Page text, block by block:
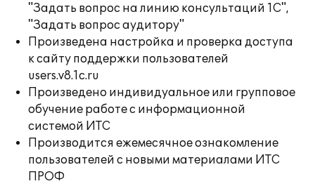
"Задать вопрос на линию консультаций 1С",
"Задать вопрос аудитору"
Произведена настройка и проверка доступа
к сайту поддержки пользователей
users.v8.1c.ru
Произведено индивидуальное или групповое
обучение работе с информационной
системой ИТС
Производится ежемесячное ознакомление
пользователей с новыми материалами ИТС
ПРОФ